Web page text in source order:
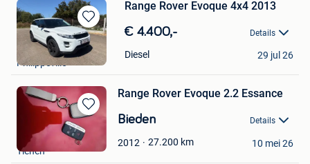
Bewaren
in
Mijn
Favorieten
Range Rover Evoque 4x4 2013
€ 4.400,- Details
Diesel
marcbmw
Philippeville
29 jul 26
Bewaren
in
Mijn
Favorieten
Range Rover Evoque 2.2 Essance
Bieden Details
2012 27.200 km
P M
Tienen
10 mei 26